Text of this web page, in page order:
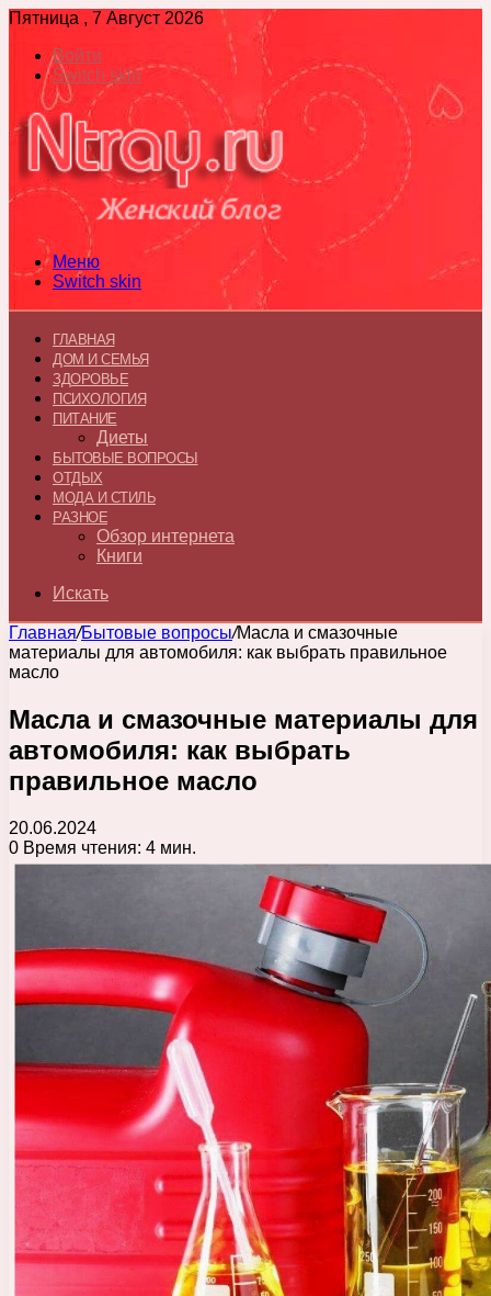
Пятница , 7 Август 2026
Войти
Switch skin
Меню
Switch skin
ГЛАВНАЯ
ДОМ И СЕМЬЯ
ЗДОРОВЬЕ
ПСИХОЛОГИЯ
ПИТАНИЕ
Диеты
БЫТОВЫЕ ВОПРОСЫ
ОТДЫХ
МОДА И СТИЛЬ
РАЗНОЕ
Обзор интернета
Книги
Искать
Главная/Бытовые вопросы/Масла и смазочные
материалы для автомобиля: как выбрать правильное
масло
Масла и смазочные материалы для
автомобиля: как выбрать
правильное масло
20.06.2024
0 Время чтения: 4 мин.